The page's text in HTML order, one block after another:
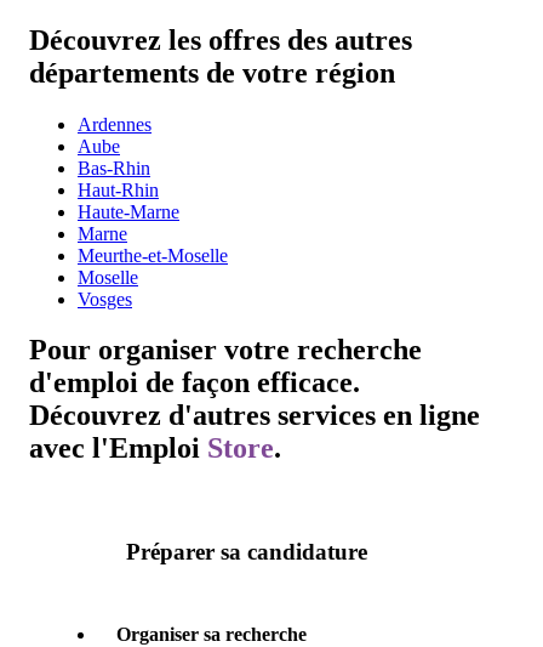
Découvrez les offres des autres
départements de votre région
Ardennes
Aube
Bas-Rhin
Haut-Rhin
Haute-Marne
Marne
Meurthe-et-Moselle
Moselle
Vosges
Pour organiser votre recherche
d'emploi de façon efficace.
Découvrez d'autres services en ligne
avec l'Emploi Store.
Préparer sa candidature
Organiser sa recherche